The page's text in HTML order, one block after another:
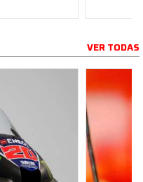
VER TODAS